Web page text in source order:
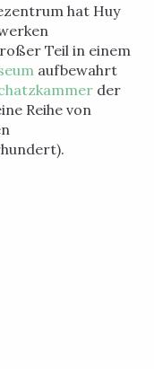
hat Huy
Teil in einem
aufbewahrt
der
Reihe von